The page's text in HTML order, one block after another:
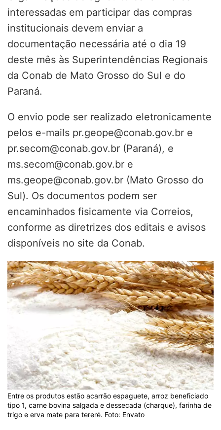
interessadas em participar das compras
institucionais devem enviar a
documentação necessária até o dia 19
deste mês às Superintendências Regionais
da Conab de Mato Grosso do Sul e do
Paraná.
O envio pode ser realizado eletronicamente
pelos e-mails pr.geope@conab.gov.br e
pr.secom@conab.gov.br (Paraná), e
ms.secom@conab.gov.br e
ms.geope@conab.gov.br (Mato Grosso do
Sul). Os documentos podem ser
encaminhados fisicamente via Correios,
conforme as diretrizes dos editais e avisos
disponíveis no site da Conab.
Entre os produtos estão acarrão espaguete, arroz beneficiado
tipo 1, carne bovina salgada e dessecada (charque), farinha de
trigo e erva mate para tereré. Foto: Envato